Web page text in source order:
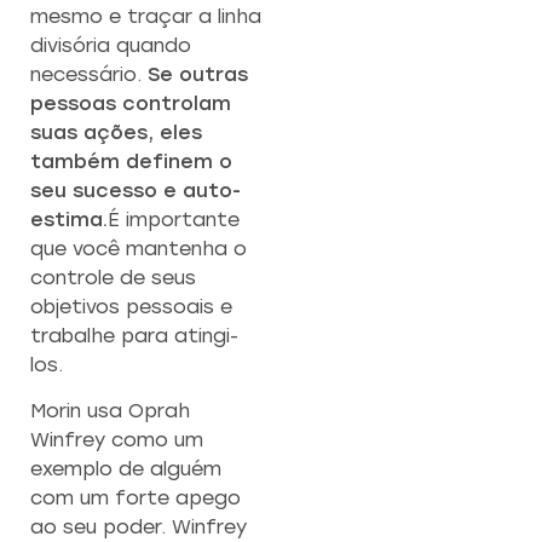
mesmo e traçar a linha
divisória quando
necessário. Se outras
pessoas controlam
suas ações, eles
também definem o
seu sucesso e auto-
estima.É importante
que você mantenha o
controle de seus
objetivos pessoais e
trabalhe para atingi-
los.
Morin usa Oprah
Winfrey como um
exemplo de alguém
com um forte apego
ao seu poder. Winfrey